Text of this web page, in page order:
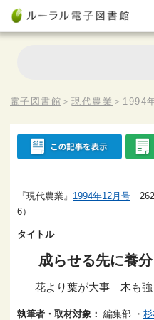
電子図書館 ＞現代農業 ＞ 1994
『現代農業』 1994年12月号 262
6）
タイトル
成らせる先に養
花より葉が大事 木も強
執筆者・取材対象： 編集部 ・ 杉